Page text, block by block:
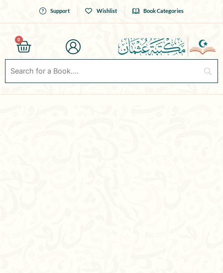
Support Wishlist Book Categories
0
Cart